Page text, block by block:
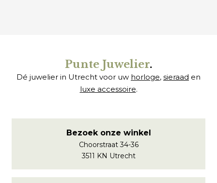
Punte Juwelier.
Dé juwelier in Utrecht voor uw horloge, sieraad en
luxe accessoire.
Bezoek onze winkel
Choorstraat 34-36
3511 KN Utrecht